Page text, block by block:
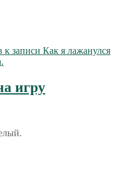
к записи Как я лажанулся
игру